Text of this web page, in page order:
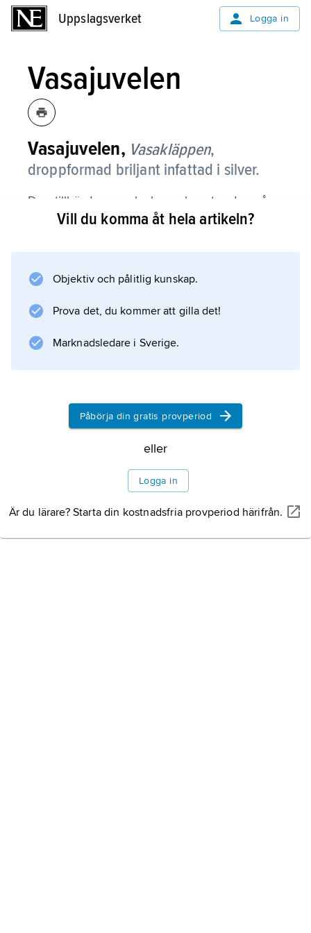
Uppslagsverket Logga in
Vasajuvelen
Vasajuvelen, Vasakläppen,
droppformad briljant infattad i silver.
Den tillhörde svenska kungahuset redan på
1700-talet och kom genom arv efter Gustav
förenade kläppen den gamla kungliga släkten
Bernadottesläkten. Kläppen är flyttbar och kan
Smycket ägs av de Bernadotteska stiftelserna.
Information om artikeln
Vill du komma åt hela artikeln?
Objektiv och pålitlig kunskap.
Prova det, du kommer att gilla det!
Marknadsledare i Sverige.
Påbörja din gratis provperiod
eller
Logga in
Är du lärare? Starta din kostnadsfria provperiod härifrån.